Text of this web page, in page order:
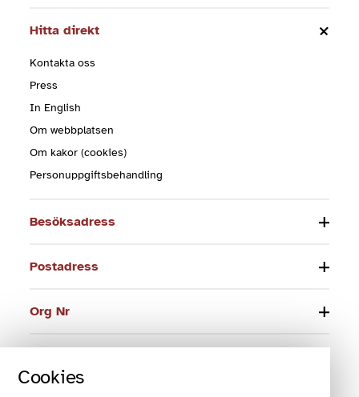
Cookies
Hitta direkt
Kontakta oss
Press
In English
Om webbplatsen
Om kakor (cookies)
Personuppgiftsbehandling
Besöksadress
Postadress
Org Nr